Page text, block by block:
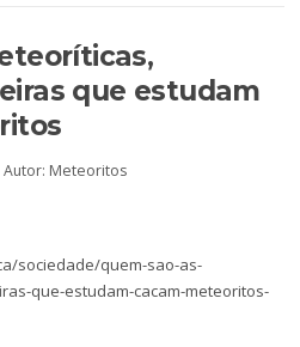
que estudam
Autor: Meteoritos
sociedade/quem-sao-as-
que-estudam-cacam-meteoritos-